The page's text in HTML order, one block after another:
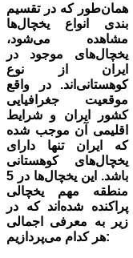
همان‌طور که در تقسیم
بندی انواع یخچال‌ها
مشاهده می‌شود،
یخچال‌های موجود در
ایران از نوع
کوهستانی‌اند. در واقع
موقعیت جغرافیایی
کشور ایران و شرایط
اقلیمی آن موجب شده
که ایران تنها دارای
یخچال‌های کوهستانی
باشد. این یخچال‌ها در 5
منطقه مهم یخچالی
پراکنده شده‌اند که در
زیر به معرفی اجمالی
هر کدام می‌پردازیم: